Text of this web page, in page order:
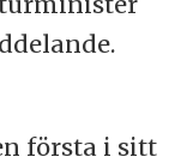
första i sitt